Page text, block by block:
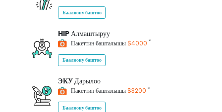
Баалоону баштоо
HIPАлмаштыруу
Пакеттин башталышы$4000 *
Баалоону баштоо
ЭКУДарылоо
Пакеттин башталышы$3200 *
Баалоону баштоо